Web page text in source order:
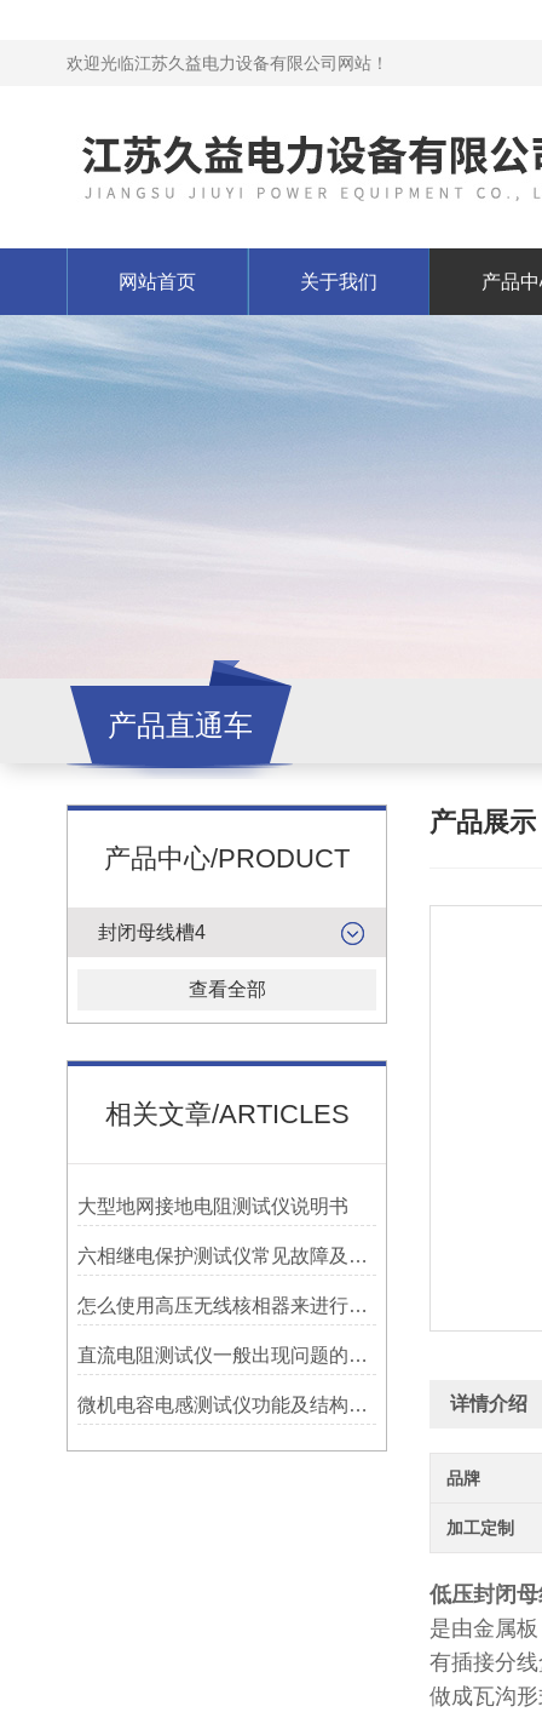
欢迎光临江苏久益电力设备有限公司网站！
网站首页 关于我们 产品
产品直通车
产品中心/PRODUCT
封闭母线槽4
查看全部
相关文章/ARTICLES
大型地网接地电阻测试仪说明书
六相继电保护测试仪常见故障及处理方法
怎么使用高压无线核相器来进行核相工作
直流电阻测试仪一般出现问题的解决方法
微机电容电感测试仪功能及结构说明
产品展示
详情介绍
品牌
加工定制
低压封闭
是由金属
有插接分
做成瓦沟